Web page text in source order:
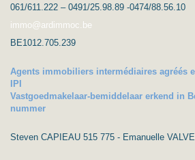
061/611.222 – 0491/25.98.89 -0474/88.56.10
immo@ardimmoc.be
BE1012.705.239
Agents immobiliers intermédiaires agréés
IPI
Vastgoedmakelaar-bemiddelaar erkend in
nummer
Steven CAPIEAU 515 775 - Emanuelle